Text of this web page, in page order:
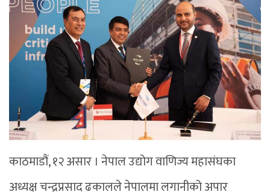
काठमाडौं, १२ असार । नेपाल उद्योग वाणिज्य महासंघका
अध्यक्ष चन्द्रप्रसाद ढकालले नेपालमा लगानीको अपार